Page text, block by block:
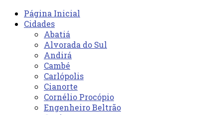
Página Inicial
Cidades
Abatiá
Alvorada do Sul
Andirá
Cambé
Carlópolis
Cianorte
Cornélio Procópio
Engenheiro Beltrão